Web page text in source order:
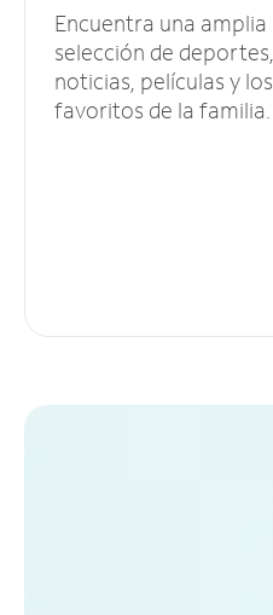
Encuentra una amplia
selección de deportes,
noticias, películas y los
favoritos de la familia.